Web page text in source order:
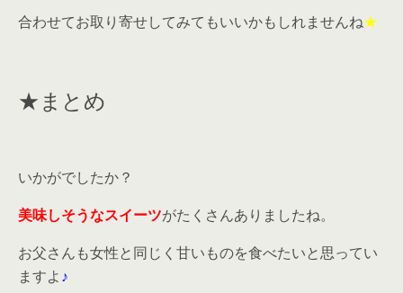
合わせてお取り寄せしてみてもいいかもしれませんね★
★まとめ
いかがでしたか？
美味しそうなスイーツがたくさんありましたね。
お父さんも女性と同じく甘いものを食べたいと思ってい
ますよ♪